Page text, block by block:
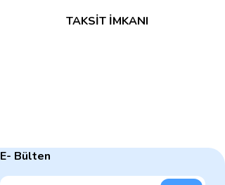
TAKSİT İMKANI
E- Bülten